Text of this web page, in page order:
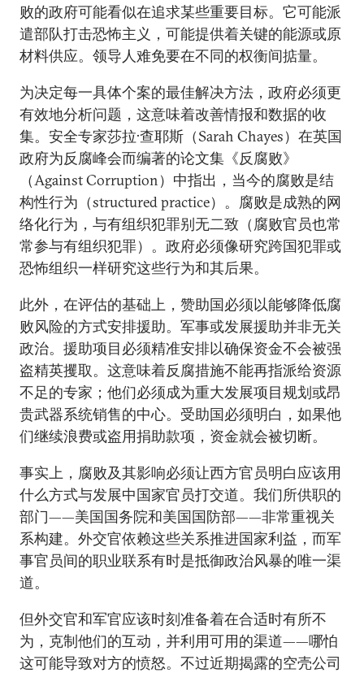
败的政府可能看似在追求某些重要目标。它可能派
遣部队打击恐怖主义，可能提供着关键的能源或原
材料供应。领导人难免要在不同的权衡间掂量。
为决定每一具体个案的最佳解决方法，政府必须更
有效地分析问题，这意味着改善情报和数据的收
集。安全专家莎拉·查耶斯（Sarah Chayes）在英国
政府为反腐峰会而编著的论文集《反腐败》
（Against Corruption）中指出，当今的腐败是结
构性行为（structured practice）。腐败是成熟的网
络化行为，与有组织犯罪别无二致（腐败官员也常
常参与有组织犯罪）。政府必须像研究跨国犯罪或
恐怖组织一样研究这些行为和其后果。
此外，在评估的基础上，赞助国必须以能够降低腐
败风险的方式安排援助。军事或发展援助并非无关
政治。援助项目必须精准安排以确保资金不会被强
盗精英攫取。这意味着反腐措施不能再指派给资源
不足的专家；他们必须成为重大发展项目规划或昂
贵武器系统销售的中心。受助国必须明白，如果他
们继续浪费或盗用捐助款项，资金就会被切断。
事实上，腐败及其影响必须让西方官员明白应该用
什么方式与发展中国家官员打交道。我们所供职的
部门——美国国务院和美国国防部——非常重视关
系构建。外交官依赖这些关系推进国家利益，而军
事官员间的职业联系有时是抵御政治风暴的唯一渠
道。
但外交官和军官应该时刻准备着在合适时有所不
为，克制他们的互动，并利用可用的渠道——哪怕
这可能导致对方的愤怒。不过近期揭露的空壳公司